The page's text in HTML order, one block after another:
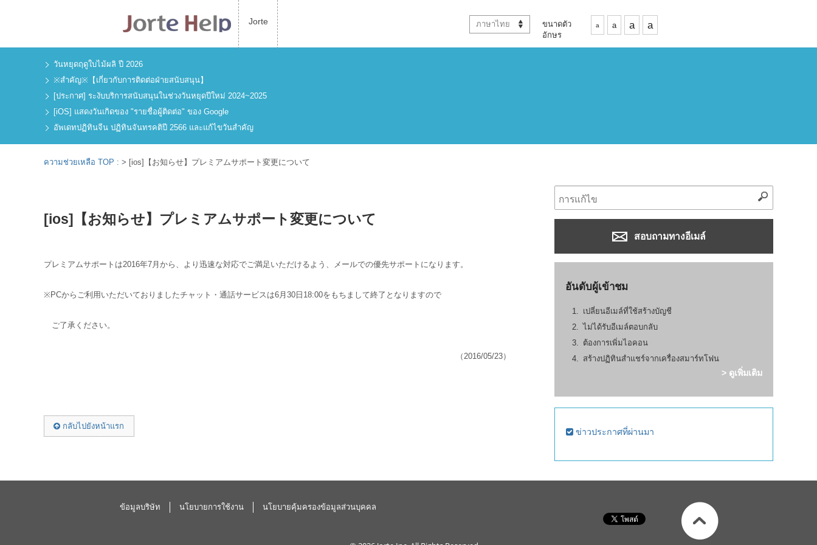
Jorte ภาษาไทย
ขนาดตัว
อักษร
a a a a
วันหยุดฤดูใบไม้ผลิ ปี 2026
※สำคัญ※【เกี่ยวกับการติดต่อฝ่ายสนับสนุน】
[ประกาศ] ระงับบริการสนับสนุนในช่วงวันหยุดปีใหม่ 2024~2025
[iOS] แสดงวันเกิดของ "รายชื่อผู้ติดต่อ" ของ Google
อัพเดทปฏิทินจีน ปฏิทินจันทรคติปี 2566 และแก้ไขวันสำคัญ
ความช่วยเหลือ TOP : > [ios]【お知らせ】プレミアムサポート変更について
[ios]【お知らせ】プレミアムサポート変更について
プレミアムサポートは2016年7月から、より迅速な対応でご満足いただけるよう、メールでの優先サポートになります。
※PCからご利用いただいておりましたチャット・通話サービスは6月30日18:00をもちまして終了となりますので
ご了承ください。
（2016/05/23）
กลับไปยังหน้าแรก
สอบถามทางอีเมล์
อันดับผู้เข้าชม
เปลี่ยนอีเมล์ที่ใช้สร้างบัญชี
ไม่ได้รับอีเมล์ตอบกลับ
ต้องการเพิ่มไอคอน
สร้างปฏิทินสำแชร์จากเครื่องสมาร์ทโฟน
> ดูเพิ่มเติม
ข่าวประกาศที่ผ่านมา
ข้อมูลบริษัท นโยบายการใช้งาน นโยบายคุ้มครองข้อมูลส่วนบุคคล